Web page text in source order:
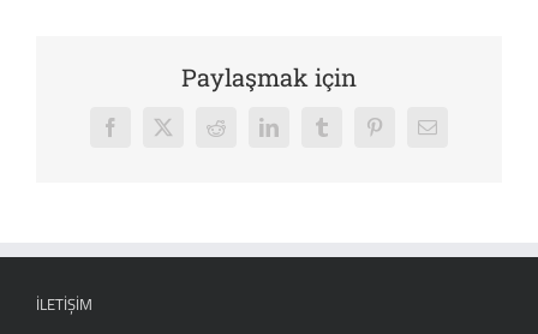
Paylaşmak için
Facebook
X Reddit LinkedInTumblrPinterest
E-
İLETIŞIM